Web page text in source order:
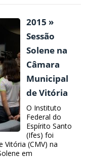
2015 »
Sessão
Solene na
Câmara
Municipal
de Vitória
O Instituto
Federal do
Espírito Santo
(Ifes) foi
Vitória (CMV) na
em